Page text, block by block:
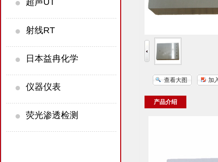
超声UT
射线RT
日本益冉化学
仪器仪表
荧光渗透检测
查看大图 加
产品介绍